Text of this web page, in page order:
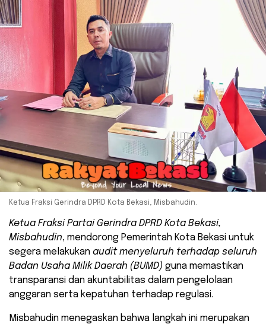
Ketua Fraksi Gerindra DPRD Kota Bekasi, Misbahudin.
Ketua Fraksi Partai Gerindra DPRD Kota Bekasi,
Misbahudin, mendorong Pemerintah Kota Bekasi untuk
segera melakukan audit menyeluruh terhadap seluruh
Badan Usaha Milik Daerah (BUMD) guna memastikan
transparansi dan akuntabilitas dalam pengelolaan
anggaran serta kepatuhan terhadap regulasi.
Misbahudin menegaskan bahwa langkah ini merupakan